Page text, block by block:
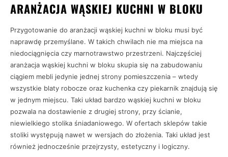
ARANŻACJA WĄSKIEJ KUCHNI W BLOKU
Przygotowanie do aranżacji wąskiej kuchni w bloku musi być
naprawdę przemyślane. W takich chwilach nie ma miejsca na
niedociągnięcia czy marnotrawstwo przestrzeni. Najczęściej
aranżacja wąskiej kuchni w bloku skupia się na zabudowaniu
ciągiem mebli jedynie jednej strony pomieszczenia – wtedy
wszystkie blaty robocze oraz kuchenka czy piekarnik znajdują się
w jednym miejscu. Taki układ bardzo wąskiej kuchni w bloku
pozwala na dostawienie z drugiej strony, przy ścianie,
niewielkiego stolika śniadaniowego. W ofertach sklepów takie
stoliki występują nawet w wersjach do złożenia. Taki układ jest
również jednocześnie przejrzysty, estetyczny i logiczny.